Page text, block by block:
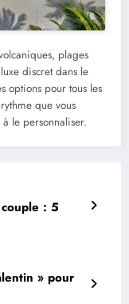
plages
discret dans le
options pour tous les
que vous
le personnaliser.
: 5
» pour